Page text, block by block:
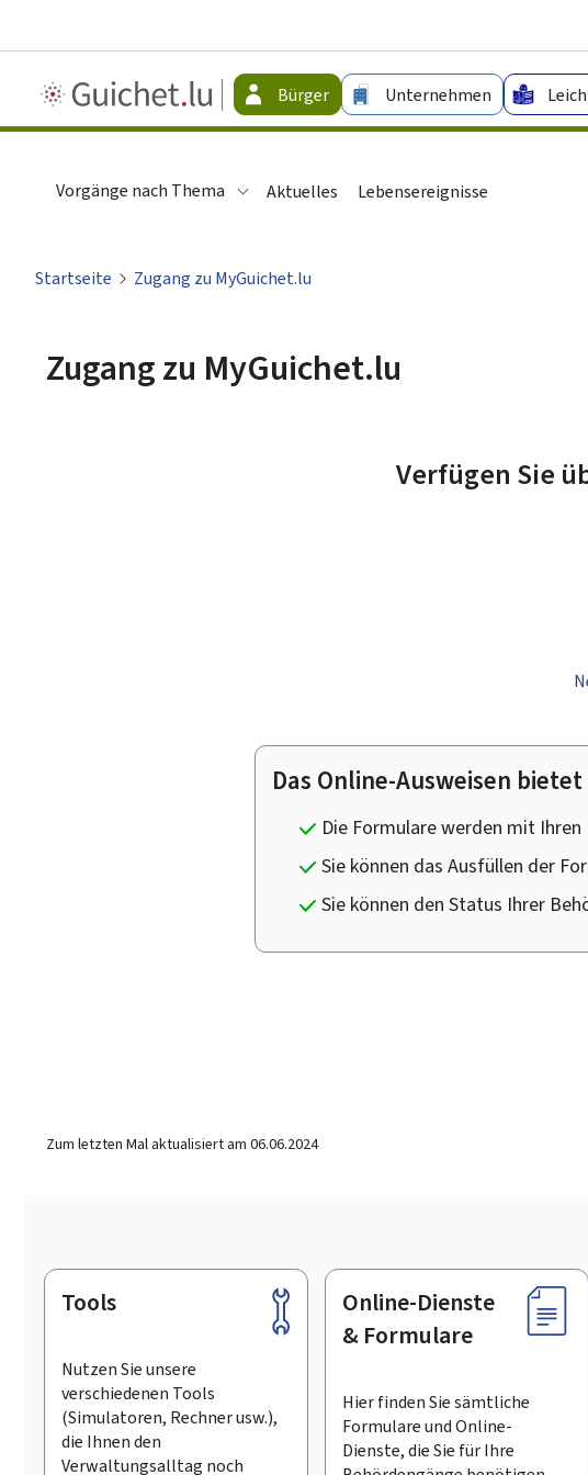
Guichet.lu
-
Bürger Unternehmen
Vorgänge nach Thema Aktuelles Lebensereignisse
Startseite Zugang zu MyGuichet.lu
Zugang zu MyGuichet.lu
Verfügen Sie
Das Online-Ausweisen
Die Formulare werden mit
Sie können das Ausfüllen der
Sie können den Status Ihrer
Zum letzten Mal aktualisiert am 06.06.2024
Footer
Tools
Nutzen Sie unsere
verschiedenen Tools
(Simulatoren, Rechner usw.),
die Ihnen den
Verwaltungsalltag noch
Online-Dienste
& Formulare
Hier finden Sie sämtliche
Formulare und Online-
Dienste, die Sie für Ihre